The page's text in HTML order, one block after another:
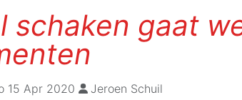
schaken gaat
15 Apr 2020 Jeroen Schuil